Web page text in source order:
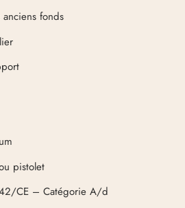
fonds
pistolet
CE – Catégorie A/d